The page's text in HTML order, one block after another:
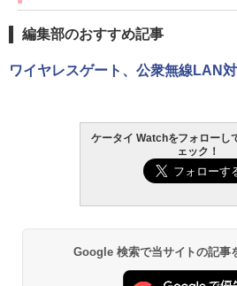
編集部のおすすめ記事
ワイヤレスゲート、公衆無線LAN
ケータイ Watchをフォローし
ェック！
Google 検索で当サイトの記事